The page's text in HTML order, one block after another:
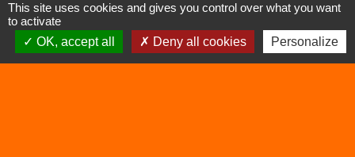
1 place de la Mairie
38390 Vertrieu - FRANCE
+33 4 74 90 61 68
This site uses cookies and gives you control over what you want
to activate
OK, accept all
Deny all cookies Personalize